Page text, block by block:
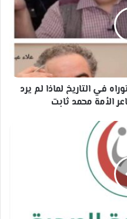
في التاريخ لماذا لم يرد
الأمة محمد ثابت